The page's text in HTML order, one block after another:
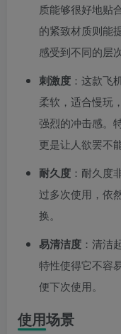
质能够很好地贴
的紧致材质则能
感受到不同的层次
刺激度 ：这款飞
柔软，适合慢玩
强烈的冲击感。
更是让人欲罢不能
耐久度 ：耐久度
过多次使用，依
换。
易清洁度 ：清洁
特性使得它不容
便下次使用。
使用场景